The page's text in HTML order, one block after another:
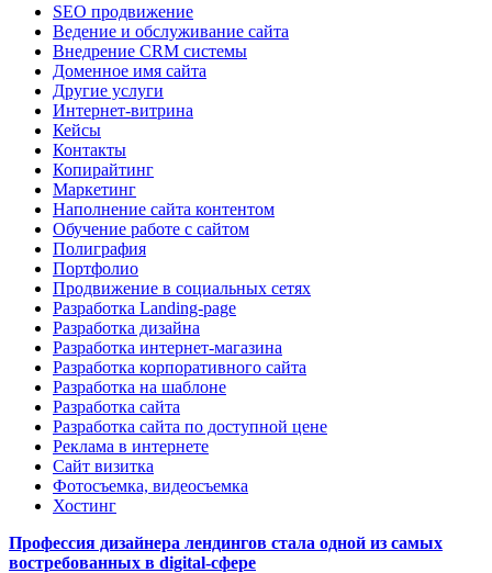
SEO продвижение
Ведение и обслуживание сайта
Внедрение CRM системы
Доменное имя сайта
Другие услуги
Интернет-витрина
Кейсы
Контакты
Копирайтинг
Маркетинг
Наполнение сайта контентом
Обучение работе с сайтом
Полиграфия
Портфолио
Продвижение в социальных сетях
Разработка Landing-page
Разработка дизайна
Разработка интернет-магазина
Разработка корпоративного сайта
Разработка на шаблоне
Разработка сайта
Разработка сайта по доступной цене
Реклама в интернете
Сайт визитка
Фотосъемка, видеосъемка
Хостинг
Профессия дизайнера лендингов стала одной из самых
востребованных в digital-сфере